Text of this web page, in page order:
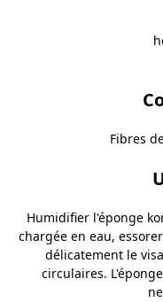
Fibres
Humidifier l'éponge
chargée en eau,
délicatement le
circulaires.